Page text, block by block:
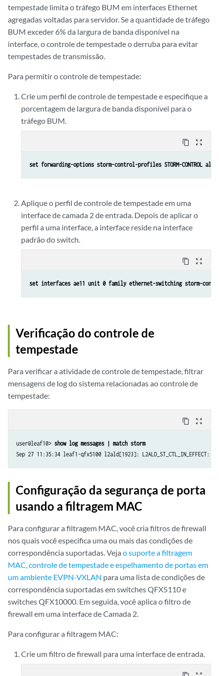
tempestade limita o tráfego BUM em interfaces Ethernet
agregadas voltadas para servidor. Se a quantidade de tráfego
BUM exceder 6% da largura de banda disponível na
interface, o controle de tempestade o derruba para evitar
tempestades de transmissão.
Para permitir o controle de tempestade:
Crie um perfil de controle de tempestade e especifique a
porcentagem de largura de banda disponível para o
tráfego BUM.
content_copy zoom_out_map
set forwarding-options storm-control-profiles STORM-CONTROL all
Aplique o perfil de controle de tempestade em uma
interface de camada 2 de entrada. Depois de aplicar o
perfil a uma interface, a interface reside na interface
padrão do switch.
content_copy zoom_out_map
set interfaces ae11 unit 0 family ethernet-switching storm-control
Verificação do controle de
tempestade
Para verificar a atividade de controle de tempestade, filtrar
mensagens de log do sistema relacionadas ao controle de
tempestade:
content_copy zoom_out_map
user@leaf10> show log messages | match storm
Sep 27 11:35:34 leaf1-qfx5100 l2ald[1923]:
Configuração da segurança de porta
usando a filtragem MAC
Para configurar a filtragem MAC, você cria filtros de firewall
nos quais você especifica uma ou mais das condições de
correspondência suportadas. Veja o suporte a filtragem
MAC, controle de tempestade e espelhamento de portas em
um ambiente EVPN-VXLAN para uma lista de condições de
correspondência suportadas em switches QFX5110 e
switches QFX10000. Em seguida, você aplica o filtro de
firewall em uma interface de Camada 2.
Para configurar a filtragem MAC:
Crie um filtro de firewall para uma interface de entrada.